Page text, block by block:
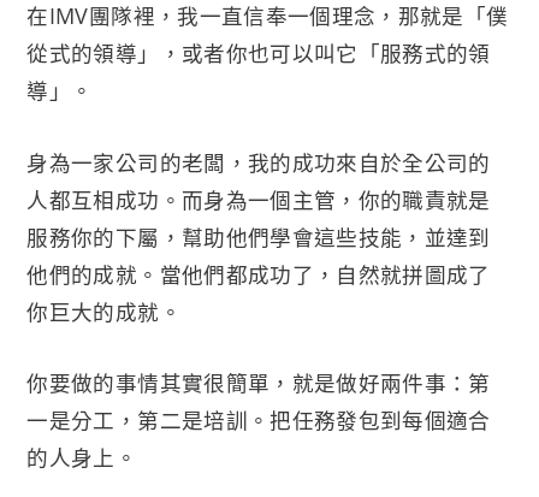
在IMV團隊裡，我一直信奉一個理念，那就是「僕
從式的領導」，或者你也可以叫它「服務式的領
導」。
身為一家公司的老闆，我的成功來自於全公司的
人都互相成功。而身為一個主管，你的職責就是
服務你的下屬，幫助他們學會這些技能，並達到
他們的成就。當他們都成功了，自然就拼圖成了
你巨大的成就。
你要做的事情其實很簡單，就是做好兩件事：第
一是分工，第二是培訓。把任務發包到每個適合
的人身上。